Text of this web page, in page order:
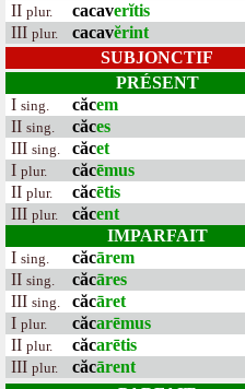
II plur. cacaverĭtis
III plur. cacavĕrint
SUBJONCTIF
PRÉSENT
I sing. căcem
II sing. căces
III sing. căcet
I plur. căcēmus
II plur. căcētis
III plur. căcent
IMPARFAIT
I sing. căcārem
II sing. căcāres
III sing. căcāret
I plur. căcarēmus
II plur. căcarētis
III plur. căcārent